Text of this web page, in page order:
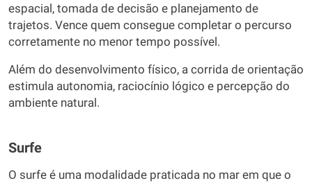
espacial, tomada de decisão e planejamento de
trajetos. Vence quem consegue completar o percurso
corretamente no menor tempo possível.
Além do desenvolvimento físico, a corrida de orientação
estimula autonomia, raciocínio lógico e percepção do
ambiente natural.
Surfe
O surfe é uma modalidade praticada no mar em que o